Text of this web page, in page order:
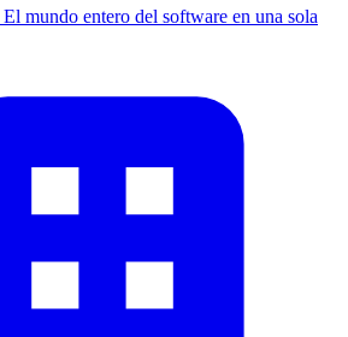
El mundo entero del software en una sola